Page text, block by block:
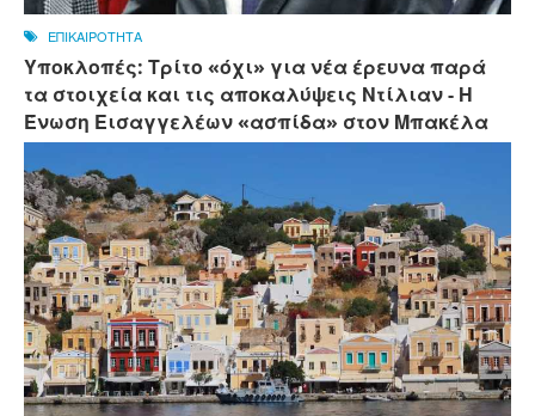
ΕΠΙΚΑΙΡΟΤΗΤΑ
Υποκλοπές: Τρίτο «όχι» για νέα έρευνα παρά
τα στοιχεία και τις αποκαλύψεις Ντίλιαν - Η
Ένωση Εισαγγελέων «ασπίδα» στον Μπακέλα